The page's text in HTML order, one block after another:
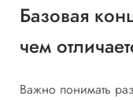
Базовая
чем
Важно понимать